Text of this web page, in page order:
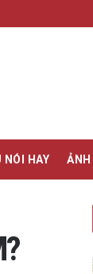
NÓI HAY